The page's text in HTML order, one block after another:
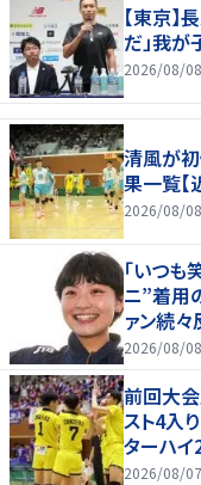
【東京】
だ」我が
2026/08/
清風が
果一覧【
2026/08/
「いつ
ニ”着用
ァン続
2026/08/
前回大
スト4入
ターハイ
2026/08/